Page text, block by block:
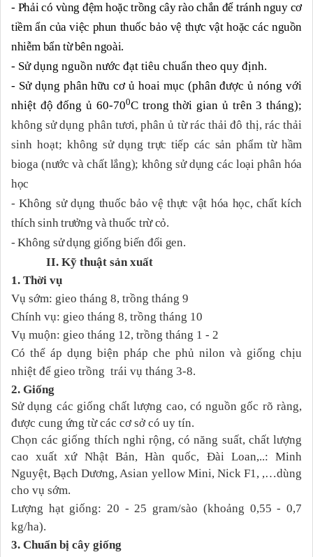
- Phải có vùng đệm hoặc trồng cây rào chắn để tránh nguy cơ
tiềm ẩn của việc phun thuốc bảo vệ thực vật hoặc các nguồn
nhiễm bẩn từ bên ngoài.
- Sử dụng nguồn nước đạt tiêu chuẩn theo quy định.
- Sử dụng phân hữu cơ ủ hoai mục (phân được ủ nóng với
nhiệt độ đống ủ 60-700C trong thời gian ủ trên 3 tháng);
không sử dụng phân tươi, phân ủ từ rác thải đô thị, rác thải
sinh hoạt; không sử dụng trực tiếp các sản phẩm từ hầm
bioga (nước và chất lắng); không sử dụng các loại phân hóa
học
- Không sử dụng thuốc bảo vệ thực vật hóa học, chất kích
thích sinh trưởng và thuốc trừ cỏ.
- Không sử dụng giống biến đổi gen.
II. Kỹ thuật sản xuất
1. Thời vụ
Vụ sớm: gieo tháng 8, trồng tháng 9
Chính vụ: gieo tháng 8, trồng tháng 10
Vụ muộn: gieo tháng 12, trồng tháng 1 - 2
Có thể áp dụng biện pháp che phủ nilon và giống chịu
nhiệt để gieo trồng trái vụ tháng 3-8.
2. Giống
Sử dụng các giống chất lượng cao, có nguồn gốc rõ ràng,
được cung ứng từ các cơ sở có uy tín.
Chọn các giống thích nghi rộng, có năng suất, chất lượng
cao xuất xứ Nhật Bản, Hàn quốc, Đài Loan,..: Minh
Nguyệt, Bạch Dương, Asian yellow Mini, Nick F1, ,…dùng
cho vụ sớm.
Lượng hạt giống: 20 - 25 gram/sào (khoảng 0,55 - 0,7
kg/ha).
3. Chuẩn bị cây giống